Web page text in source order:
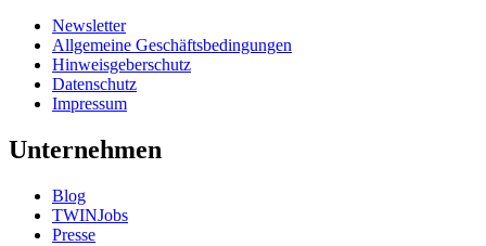
Newsletter
Allgemeine Geschäftsbedingungen
Hinweisgeberschutz
Datenschutz
Impressum
Unternehmen
Blog
TWINJobs
Presse